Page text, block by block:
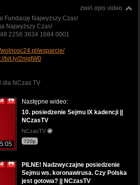
zwiń opis video
Fundację Najwyższy Czas!
Najwyższy Czas!
2256 3634 1684 0001
wsparcie/
bit.ly/2nigtW0
dla NCzas TV
Następne wideo:
10. posiedzenie Sejmu IX kadencji ||
NCzasTV
NCzasTV
720p
PILNE! Nadzwyczajne posiedzenie
Sejmu ws. koronawirusa. Czy Polska
jest gotowa? || NCzasTV